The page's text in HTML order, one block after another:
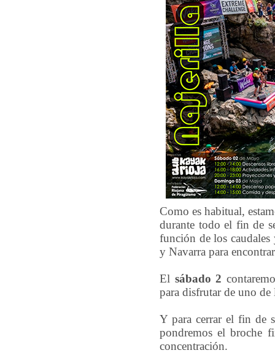
Como es habitual,
durante todo el fin de
función de los
y Navarra para
El sábado 2
para disfrutar de uno de
Y para cerrar el fin de
pondremos el broche
concentración.